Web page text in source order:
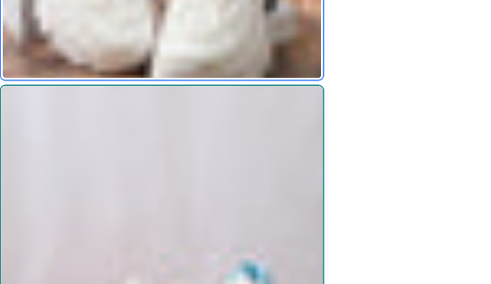
ومظهر عصري، مثالي للاستخدام اليومي
هذا الحذاء الراقي